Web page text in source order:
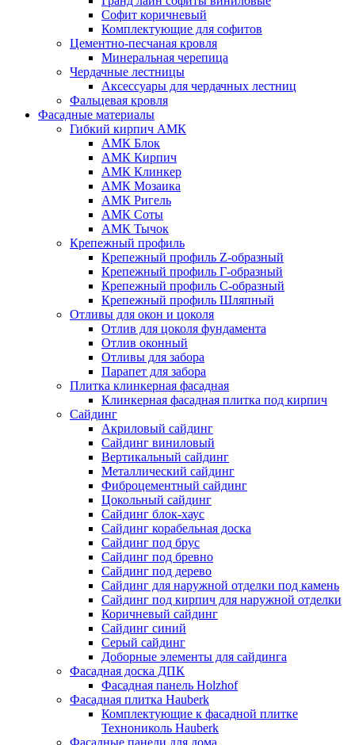
Софит коричневый
Комплектующие для софитов
Цементно-песчаная кровля
Минеральная черепица
Чердачные лестницы
Аксессуары для чердачных лестниц
Фальцевая кровля
Фасадные материалы
Гибкий кирпич АМК
АМК Блок
АМК Кирпич
АМК Клинкер
АМК Мозаика
АМК Ригель
АМК Соты
АМК Тычок
Крепежный профиль
Крепежный профиль Z-образный
Крепежный профиль Г-образный
Крепежный профиль С-образный
Крепежный профиль Шляпный
Отливы для окон и цоколя
Отлив для цоколя фундамента
Отлив оконный
Отливы для забора
Парапет для забора
Плитка клинкерная фасадная
Клинкерная фасадная плитка под кирпич
Сайдинг
Акриловый сайдинг
Сайдинг виниловый
Вертикальный сайдинг
Металлический сайдинг
Фиброцементный сайдинг
Цокольный сайдинг
Сайдинг блок-хаус
Сайдинг корабельная доска
Сайдинг под брус
Сайдинг под бревно
Сайдинг под дерево
Сайдинг для наружной отделки под камень
Сайдинг под кирпич для наружной отделки
Коричневый сайдинг
Сайдинг синий
Серый сайдинг
Доборные элементы для сайдинга
Фасадная доска ДПК
Фасадная панель Holzhof
Фасадная плитка Hauberk
Комплектующие к фасадной плитке
Технониколь Hauberk
Фасадные панели для дома